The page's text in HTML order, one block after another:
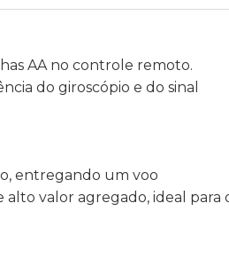
AA no controle remoto.
do giroscópio e do sinal
entregando um voo
valor agregado, ideal para